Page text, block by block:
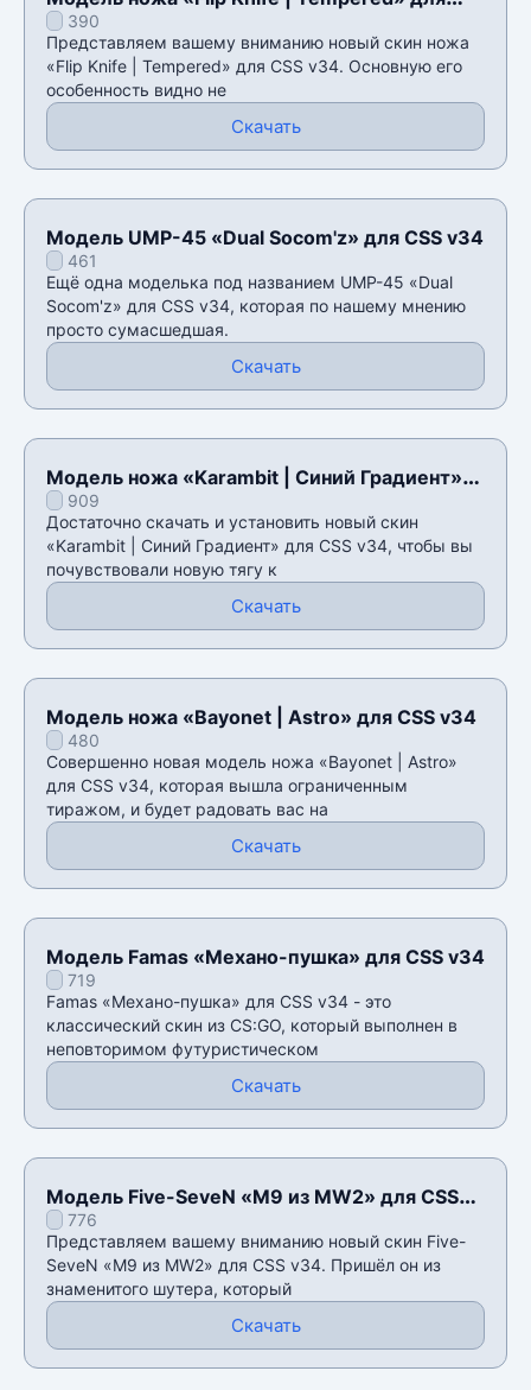
CSS v34
390
Представляем вашему вниманию новый скин ножа
«Flip Knife | Tempered» для CSS v34. Основную его
особенность видно не
Скачать
Модель UMP-45 «Dual Socom'z» для CSS v34
461
Ещë одна моделька под названием UMP-45 «Dual
Socom'z» для CSS v34, которая по нашему мнению
просто сумасшедшая.
Скачать
Модель ножа «Karambit | Синий Градиент»
для CSS v34
909
Достаточно скачать и установить новый скин
«Karambit | Синий Градиент» для CSS v34, чтобы вы
почувствовали новую тягу к
Скачать
Модель ножа «Bayonet | Astro» для CSS v34
480
Совершенно новая модель ножа «Bayonet | Astro»
для CSS v34, которая вышла ограниченным
тиражом, и будет радовать вас на
Скачать
Модель Famas «Механо-пушка» для CSS v34
719
Famas «Механо-пушка» для CSS v34 - это
классический скин из CS:GO, который выполнен в
неповторимом футуристическом
Скачать
Модель Five-SeveN «M9 из MW2» для CSS
v34776
Представляем вашему вниманию новый скин Five-
SeveN «M9 из MW2» для CSS v34. Пришёл он из
знаменитого шутера, который
Скачать